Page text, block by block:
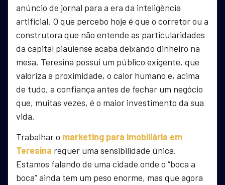
anúncio de jornal para a era da inteligência
artificial. O que percebo hoje é que o corretor ou a
construtora que não entende as particularidades
da capital piauiense acaba deixando dinheiro na
mesa. Teresina possui um público exigente, que
valoriza a proximidade, o calor humano e, acima
de tudo, a confiança antes de fechar um negócio
que, muitas vezes, é o maior investimento da sua
vida.
Trabalhar o marketing para imobiliária em
Teresina requer uma sensibilidade única.
Estamos falando de uma cidade onde o “boca a
boca” ainda tem um peso enorme, mas que agora